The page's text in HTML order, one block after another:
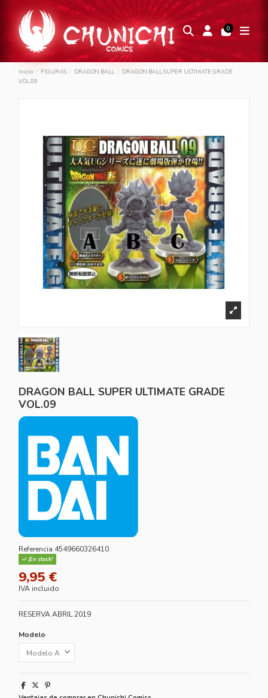
0
Inicio FIGURAS DRAGON BALL
DRAGON BALL SUPER ULTIMATE GRADE
VOL.09
DRAGON BALL SUPER ULTIMATE GRADE
VOL.09
Referencia 4549660326410
¡En stock!
9,95 €
IVA incluido
RESERVA ABRIL 2019
Modelo